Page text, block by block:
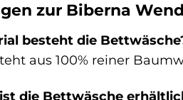
zur Biberna
besteht die
aus 100% reiner
die Bettwäsche